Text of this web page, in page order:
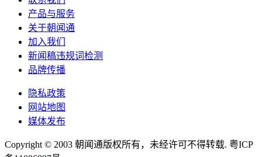
产品与服务
关于朝闻通
加入我们
新闻稿违规词检测
品牌传播
隐私政策
网站地图
媒体发布
Copyright © 2003 朝闻通版权所有，未经许可不得转载. 粤ICP